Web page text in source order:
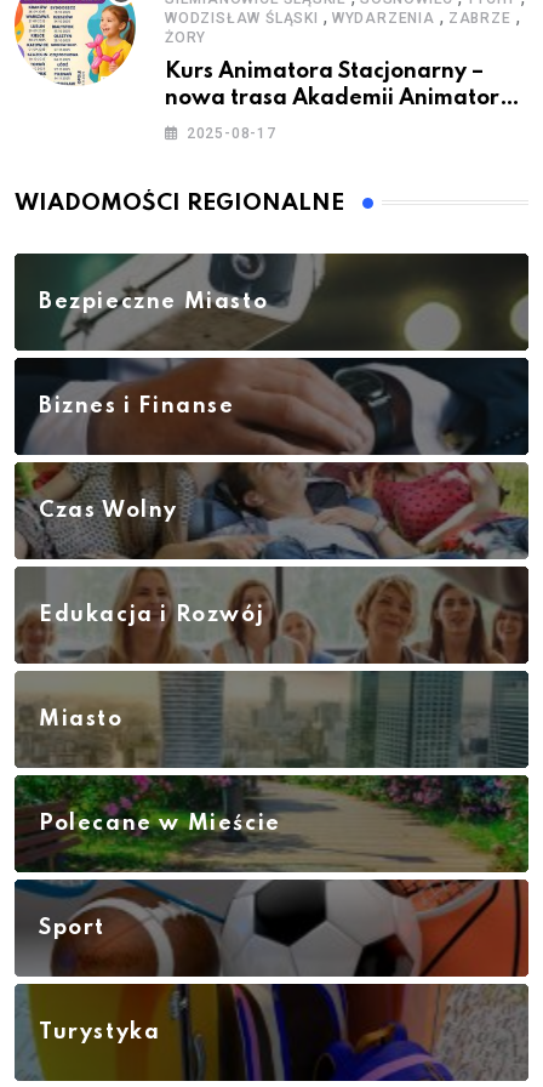
WODZISŁAW ŚLĄSKI , WYDARZENIA , ZABRZE ,
ŻORY
Kurs Animatora Stacjonarny –
nowa trasa Akademii Animatora
– jesień 2025
2025-08-17
WIADOMOŚCI REGIONALNE
Bezpieczne Miasto
Biznes i Finanse
Czas Wolny
Edukacja i Rozwój
Miasto
Polecane w Mieście
Sport
Turystyka